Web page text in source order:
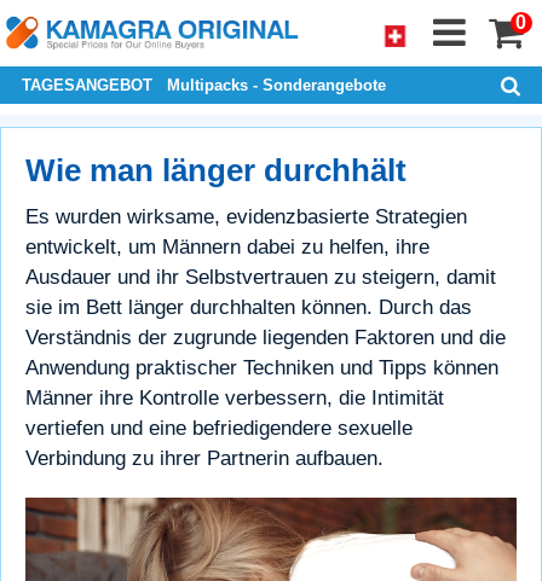
0
TAGESANGEBOT Multipacks - Sonderangebote
Wie man länger durchhält
Es wurden wirksame, evidenzbasierte Strategien
entwickelt, um Männern dabei zu helfen, ihre
Ausdauer und ihr Selbstvertrauen zu steigern, damit
sie im Bett länger durchhalten können. Durch das
Verständnis der zugrunde liegenden Faktoren und die
Anwendung praktischer Techniken und Tipps können
Männer ihre Kontrolle verbessern, die Intimität
vertiefen und eine befriedigendere sexuelle
Verbindung zu ihrer Partnerin aufbauen.